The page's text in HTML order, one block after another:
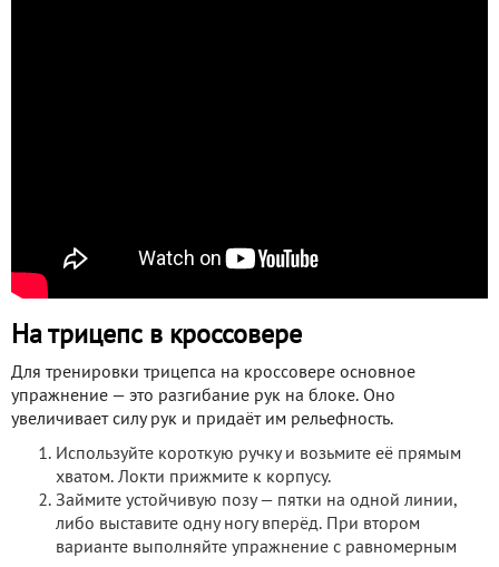
На трицепс в кроссовере
Для тренировки трицепса на кроссовере основное
упражнение — это разгибание рук на блоке. Оно
увеличивает силу рук и придаёт им рельефность.
Используйте короткую ручку и возьмите её прямым
хватом. Локти прижмите к корпусу.
Займите устойчивую позу — пятки на одной линии,
либо выставите одну ногу вперёд. При втором
варианте выполняйте упражнение с равномерным